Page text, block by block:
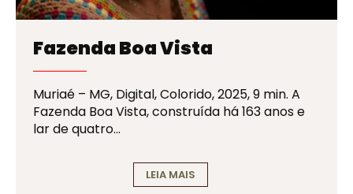
Fazenda Boa Vista
Muriaé – MG, Digital, Colorido, 2025, 9 min. A
Fazenda Boa Vista, construída há 163 anos e
lar de quatro…
LEIA MAIS